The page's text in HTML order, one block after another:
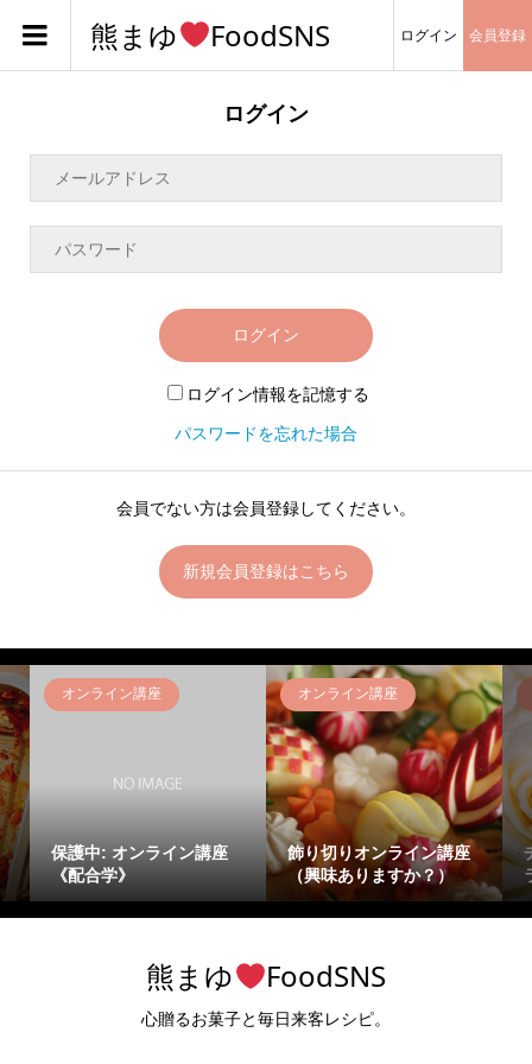
熊まゆ FoodSNS ログイン 会員登録
ログイン
ログイン
ログイン情報を記憶する
パスワードを忘れた場合
会員でない方は会員登録してください。
新規会員登録はこちら
オンライン講座
保護中: オンライン講座
《配合学》
オンライン講座
飾り切りオンライン講座
（興味ありますか？）
熊まゆ FoodSNS
心贈るお菓子と毎日来客レシピ。